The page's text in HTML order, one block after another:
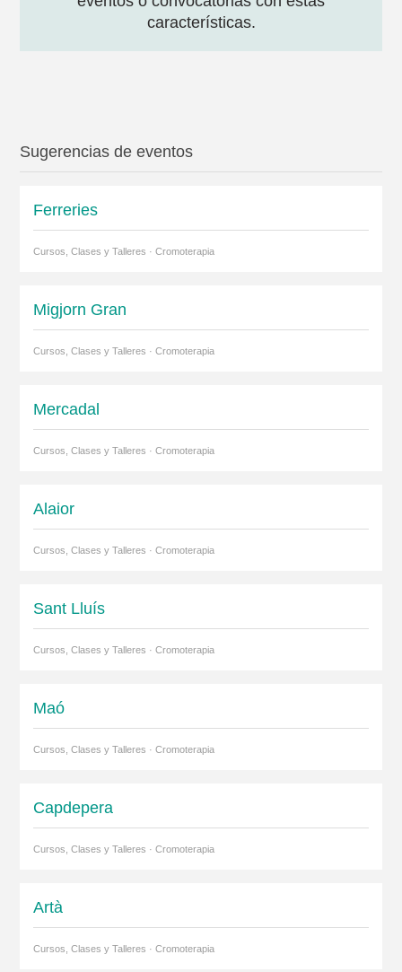
características.
Sugerencias de eventos
Ferreries
Cursos, Clases y Talleres · Cromoterapia
Migjorn Gran
Cursos, Clases y Talleres · Cromoterapia
Mercadal
Cursos, Clases y Talleres · Cromoterapia
Alaior
Cursos, Clases y Talleres · Cromoterapia
Sant Lluís
Cursos, Clases y Talleres · Cromoterapia
Maó
Cursos, Clases y Talleres · Cromoterapia
Capdepera
Cursos, Clases y Talleres · Cromoterapia
Artà
Cursos, Clases y Talleres · Cromoterapia